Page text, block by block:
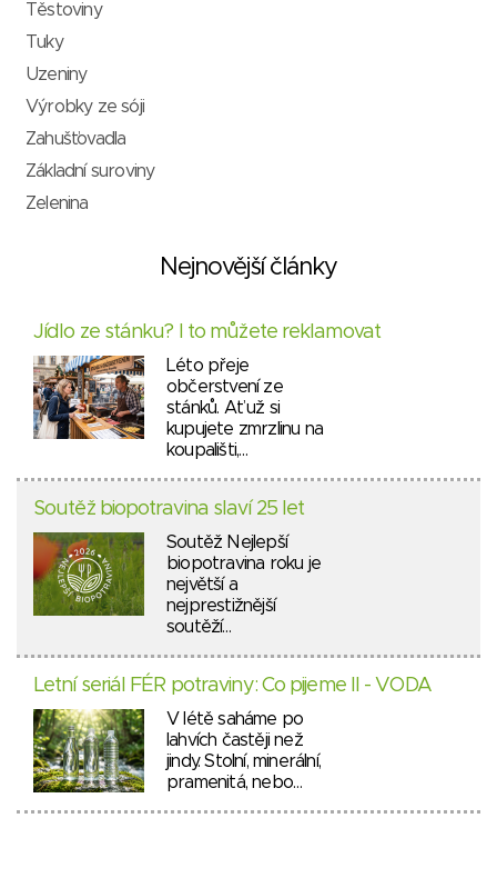
Těstoviny
Tuky
Uzeniny
Výrobky ze sóji
Zahušťovadla
Základní suroviny
Zelenina
Nejnovější články
Jídlo ze stánku? I to můžete reklamovat
Léto přeje
občerstvení ze
stánků. Ať už si
kupujete zmrzlinu na
koupališti,…
Soutěž biopotravina slaví 25 let
Soutěž Nejlepší
biopotravina roku je
největší a
nejprestižnější
soutěží…
Letní seriál FÉR potraviny: Co pijeme II - VODA
V létě saháme po
lahvích častěji než
jindy. Stolní, minerální,
pramenitá, nebo…